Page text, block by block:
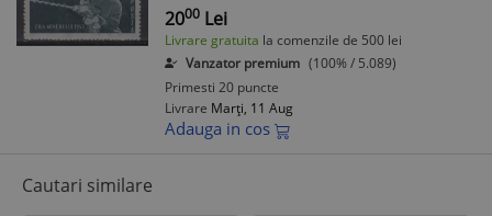
2000 Lei
Livrare gratuita la comenzile de 500 lei
Vanzator premium (100% / 5.089)
Primesti 20 puncte
Livrare Marți, 11 Aug
Adauga in cos
Cautari similare